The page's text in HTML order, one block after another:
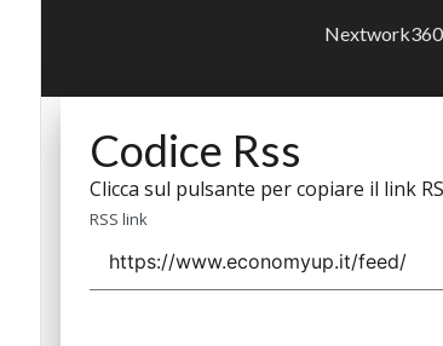
Nextwork360
Codice Rss
Clicca sul pulsante per copiare il link
RSS link